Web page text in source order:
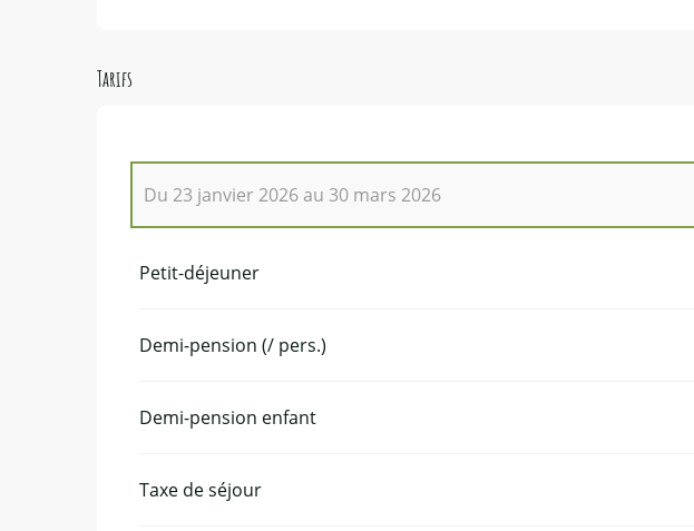
Tarifs
27 décembre 2025
Du 23 janvier 2026 au 30 mars 2026
Petit-déjeuner
Demi-pension (/ pers.)
Demi-pension enfant
Taxe de séjour